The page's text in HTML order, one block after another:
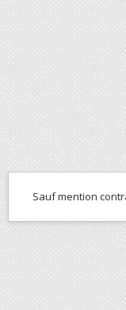
Sauf mention